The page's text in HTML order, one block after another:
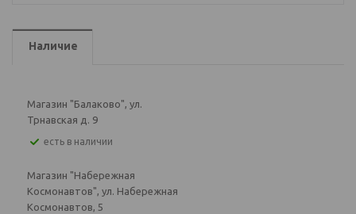
Наличие
Магазин "Балаково", ул.
Трнавская д. 9
Есть в наличии
Магазин "Набережная
Космонавтов", ул. Набережная
Космонавтов, 5